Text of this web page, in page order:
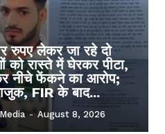
रुपए लेकर जा रहे दो
को रास्ते में घेरकर पीटा,
नीचे फेंकने का आरोप;
FIR के बाद...
- August 8, 2026